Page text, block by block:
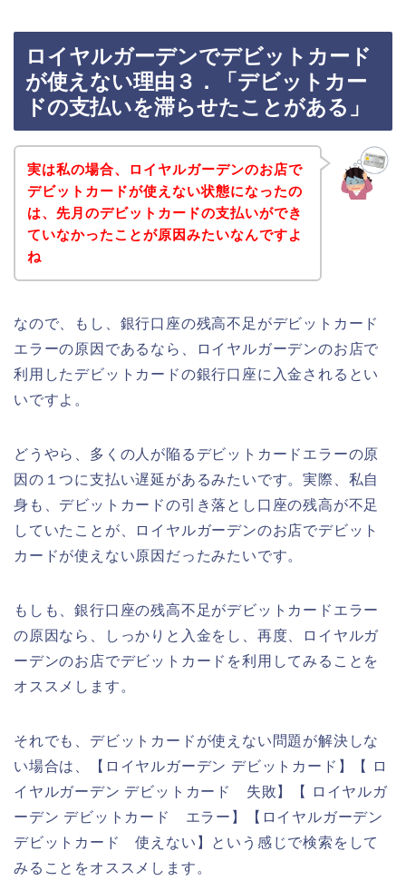
ロイヤルガーデンでデビットカード
が使えない理由３．「デビットカー
ドの支払いを滞らせたことがある」
実は私の場合、ロイヤルガーデンのお店で
デビットカードが使えない状態になったの
は、先月のデビットカードの支払いができ
ていなかったことが原因みたいなんですよ
ね
なので、もし、銀行口座の残高不足がデビットカード
エラーの原因であるなら、ロイヤルガーデンのお店で
利用したデビットカードの銀行口座に入金されるとい
いですよ。
どうやら、多くの人が陥るデビットカードエラーの原
因の１つに支払い遅延があるみたいです。実際、私自
身も、デビットカードの引き落とし口座の残高が不足
していたことが、ロイヤルガーデンのお店でデビット
カードが使えない原因だったみたいです。
もしも、銀行口座の残高不足がデビットカードエラー
の原因なら、しっかりと入金をし、再度、ロイヤルガ
ーデンのお店でデビットカードを利用してみることを
オススメします。
それでも、デビットカードが使えない問題が解決しな
い場合は、【ロイヤルガーデン デビットカード】【 ロ
イヤルガーデン デビットカード 失敗】【 ロイヤルガ
ーデン デビットカード エラー】【ロイヤルガーデン
デビットカード 使えない】という感じで検索をして
みることをオススメします。